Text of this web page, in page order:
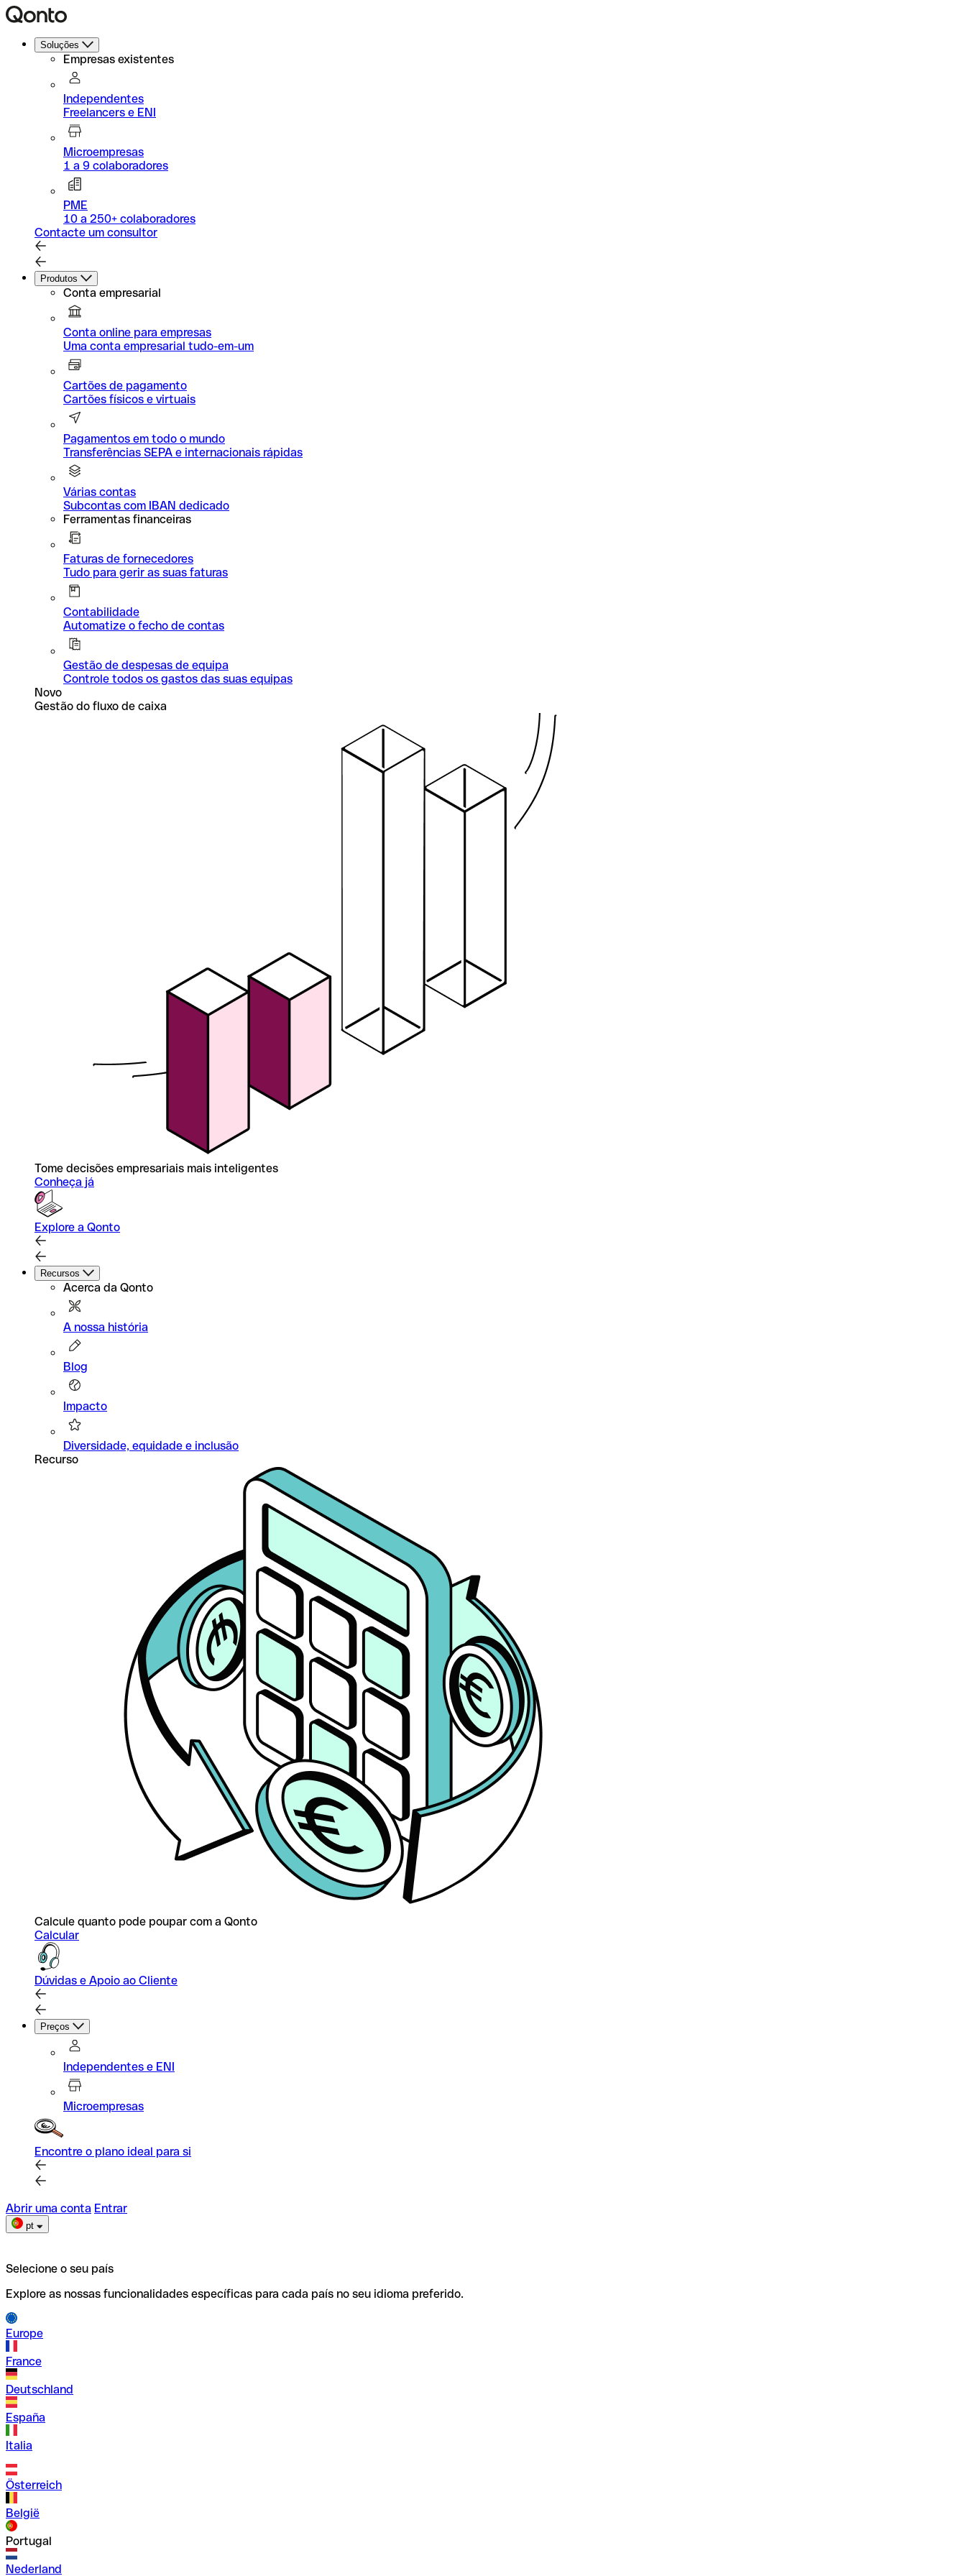
Soluções
Empresas existentes
Independentes
Freelancers e ENI
Microempresas
1 a 9 colaboradores
PME
10 a 250+ colaboradores
Contacte um consultor
Produtos
Conta empresarial
Conta online para empresas
Uma conta empresarial tudo-em-um
Cartões de pagamento
Cartões físicos e virtuais
Pagamentos em todo o mundo
Transferências SEPA e internacionais rápidas
Várias contas
Subcontas com IBAN dedicado
Ferramentas financeiras
Faturas de fornecedores
Tudo para gerir as suas faturas
Contabilidade
Automatize o fecho de contas
Gestão de despesas de equipa
Controle todos os gastos das suas equipas
Novo
Gestão do fluxo de caixa
Tome decisões empresariais mais inteligentes
Conheça já
Explore a Qonto
Recursos
Acerca da Qonto
A nossa história
Blog
Impacto
Diversidade, equidade e inclusão
Recurso
Calcule quanto pode poupar com a Qonto
Calcular
Dúvidas e Apoio ao Cliente
Preços
Independentes e ENI
Microempresas
Encontre o plano ideal para si
Abrir uma conta Entrar
pt
Selecione o seu país
Explore as nossas funcionalidades específicas para cada país no seu idioma preferido.
Europe
France
Deutschland
España
Italia
Österreich
België
Portugal
Nederland